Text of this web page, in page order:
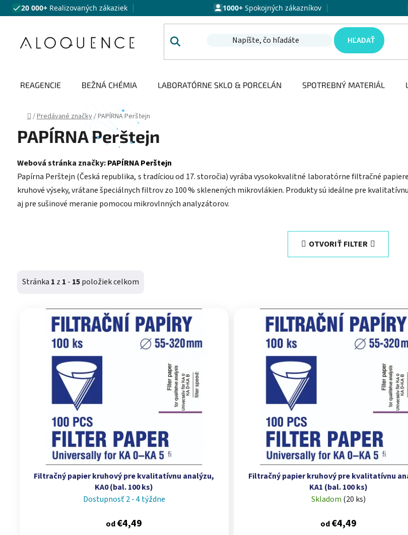
Prejsť na obsah
20 000+ Realizovaných zákaziek 1000+Spokojných zákazníkov
HĽADAŤ
REAGENCIE BEŽNÁ CHÉMIA LABORATÓRNE SKLO & PORCELÁN SPOTREBNÝ MATERIÁL
Domov
/Predávané značky/PAPÍRNA Perštejn
PAPÍRNA Perštejn
Webová stránka značky:PAPÍRNA Perštejn
Papírna Perštejn (Česká republika, s tradíciou od 17. storočia) vyrába vysokokvalitné laboratórne filtračné
kruhové výseky, vrátane špeciálnych filtrov zo 100 % sklenených mikrovlákien. Produkty sú ideálne pre
aj pre sušinové meranie pomocou mikrovlnných analyzátorov.
OTVORIŤ FILTER
Stránka 1 z 1 - 15položiek celkom
Výpis produktov
Filtračný papier kruhový pre kvalitatívnu analýzu,
KA0 (bal. 100 ks)
Dostupnosť 2 - 4 týždne
od€4,49
Filtračný papier kruhový pre kvalitatívnu
KA1 (bal. 100 ks)
Skladom (20 ks)
od€4,49